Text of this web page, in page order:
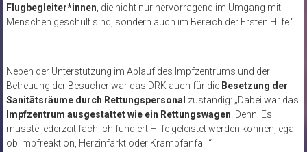
Flugbegleiter*innen, die nicht nur hervorragend im Umgang mit
Menschen geschult sind, sondern auch im Bereich der Ersten Hilfe.“
Neben der Unterstützung im Ablauf des Impfzentrums und der
Betreuung der Besucher war das DRK auch für die Besetzung der
Sanitätsräume durch Rettungspersonal zuständig: „Dabei war das
Impfzentrum ausgestattet wie ein Rettungswagen. Denn: Es
musste jederzeit fachlich fundiert Hilfe geleistet werden können, egal
ob Impfreaktion, Herzinfarkt oder Krampfanfall.“